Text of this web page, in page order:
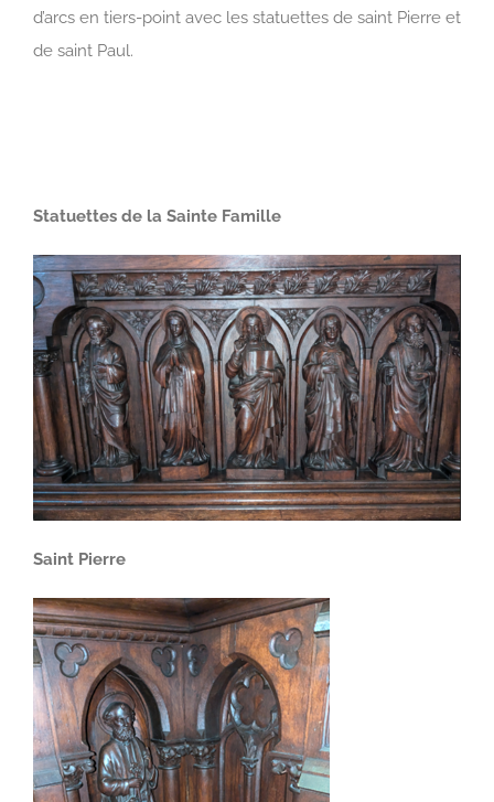
d’arcs en tiers-point avec les statuettes de saint Pierre et
de saint Paul.
Statuettes de la Sainte Famille
Saint Pierre